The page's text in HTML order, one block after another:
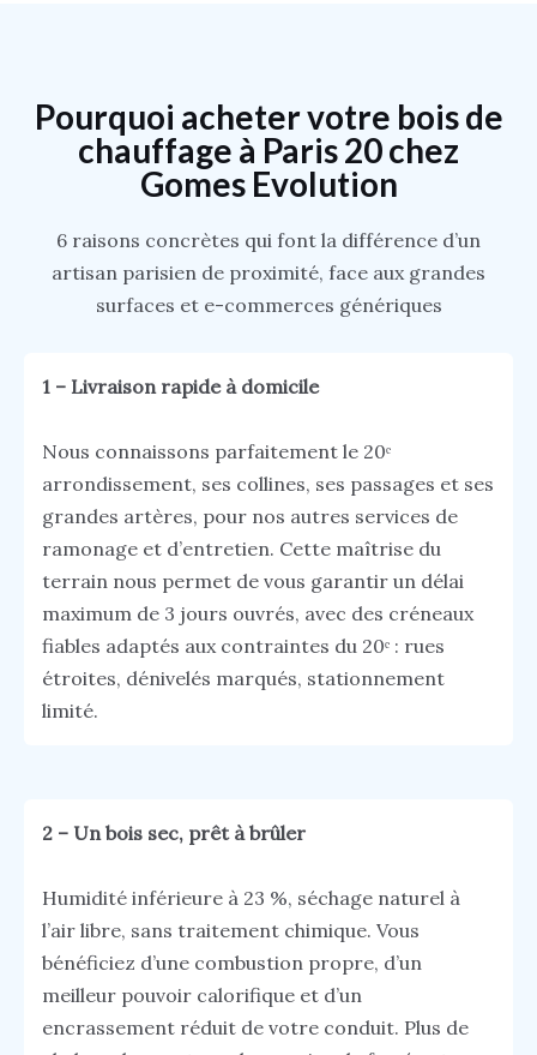
Pourquoi acheter votre bois de
chauffage à Paris 20 chez
Gomes Evolution
6 raisons concrètes qui font la différence d’un
artisan parisien de proximité, face aux grandes
surfaces et e-commerces génériques
1 – Livraison rapide à domicile
Nous connaissons parfaitement le 20ᵉ
arrondissement, ses collines, ses passages et ses
grandes artères, pour nos autres services de
ramonage et d’entretien. Cette maîtrise du
terrain nous permet de vous garantir un délai
maximum de 3 jours ouvrés, avec des créneaux
fiables adaptés aux contraintes du 20ᵉ : rues
étroites, dénivelés marqués, stationnement
limité.
2 – Un bois sec, prêt à brûler
Humidité inférieure à 23 %, séchage naturel à
l’air libre, sans traitement chimique. Vous
bénéficiez d’une combustion propre, d’un
meilleur pouvoir calorifique et d’un
encrassement réduit de votre conduit. Plus de